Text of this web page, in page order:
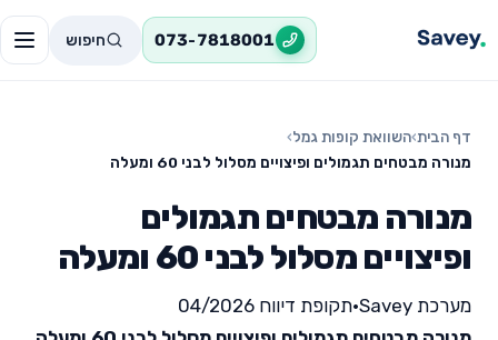
073-7818001 חיפוש
דף הבית›השוואת קופות גמל›
מנורה מבטחים תגמולים ופיצויים מסלול לבני 60 ומעלה
מנורה מבטחים תגמולים
ופיצויים מסלול לבני 60 ומעלה
מערכת Savey •תקופת דיווח 04/2026